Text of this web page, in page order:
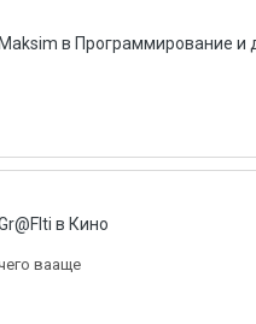
Maksim в Программирование и
в Кино
вааще